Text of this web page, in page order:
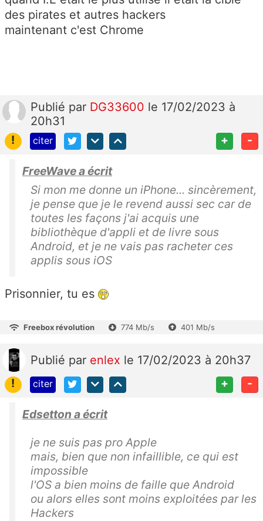
des pirates et autres hackers
maintenant c'est Chrome
Publié par DG33600 le 17/02/2023 à
20h31
!
citer + -
FreeWave a écrit
Si mon me donne un iPhone... sincèrement,
je pense que je le revend aussi sec car de
toutes les façons j'ai acquis une
bibliothèque d'appli et de livre sous
Android, et je ne vais pas racheter ces
applis sous iOS
Prisonnier, tu es
Freebox révolution 774 Mb/s 401 Mb/s
Publié par enlex le 17/02/2023 à 20h37
!
citer + -
Edsetton a écrit
je ne suis pas pro Apple
mais, bien que non infaillible, ce qui est
impossible
l'OS a bien moins de faille que Android
ou alors elles sont moins exploitées par les
Hackers